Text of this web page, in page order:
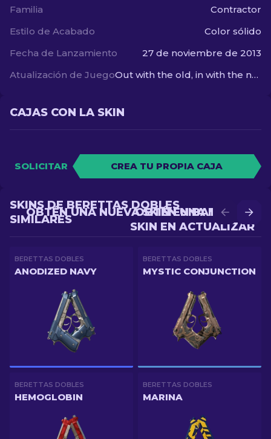
Familia
Contractor
Estilo de Acabado
Color sólido
Fecha de Lanzamiento
27 de noviembre de 2013
Atualización de Juego
Out with the old, in with the new
CAJAS CON LA SKIN
SOLICITAR CREA TU PROPIA CAJA
OBTÉN UNA MEJOR
SKIN EN ACTUALIZAR
OBTÉN UNA NUEVA SKIN EN BATALLA
SKINS DE BERETTAS DOBLES
SIMILARES
BERETTAS DOBLES
ANODIZED NAVY
BERETTAS DOBLES
MYSTIC CONJUNCTION
BERETTAS DOBLES
HEMOGLOBIN
BERETTAS DOBLES
MARINA